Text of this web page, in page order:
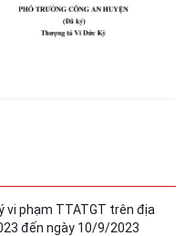
vi phạm TTATGT trên địa
đến ngày 10/9/2023